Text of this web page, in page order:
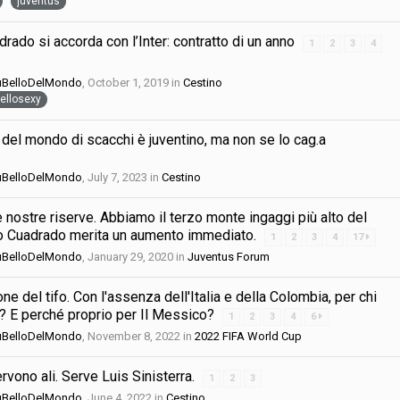
si accorda con l’Inter: contratto di un anno 1 2 3 4
, October 1, 2019 in Cestino
mondo di scacchi è juventino, ma non se lo cag.a
, July 7, 2023 in Cestino
nostre riserve. Abbiamo il terzo monte ingaggi più alto del
Cuadrado merita un aumento immediato.
1 2 3 4 17
, January 29, 2020 in Juventus Forum
del tifo. Con l'assenza dell'Italia e della Colombia, per chi
E perché proprio per Il Messico?
1 2 3 4 6
, November 8, 2022 in 2022 FIFA World Cup
ali. Serve Luis Sinisterra. 1 2 3